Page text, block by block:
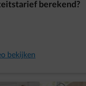
berekend?
bekijken